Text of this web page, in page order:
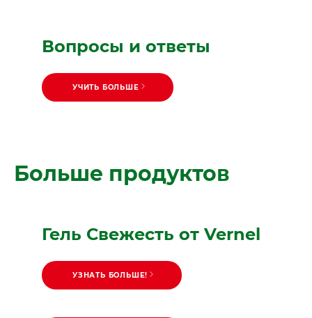
Вопросы и ответы
УЧИТЬ БОЛЬШЕ
стирке
Больше продуктов
Гель Свежесть от Vernel
УЗНАТЬ БОЛЬШЕ!